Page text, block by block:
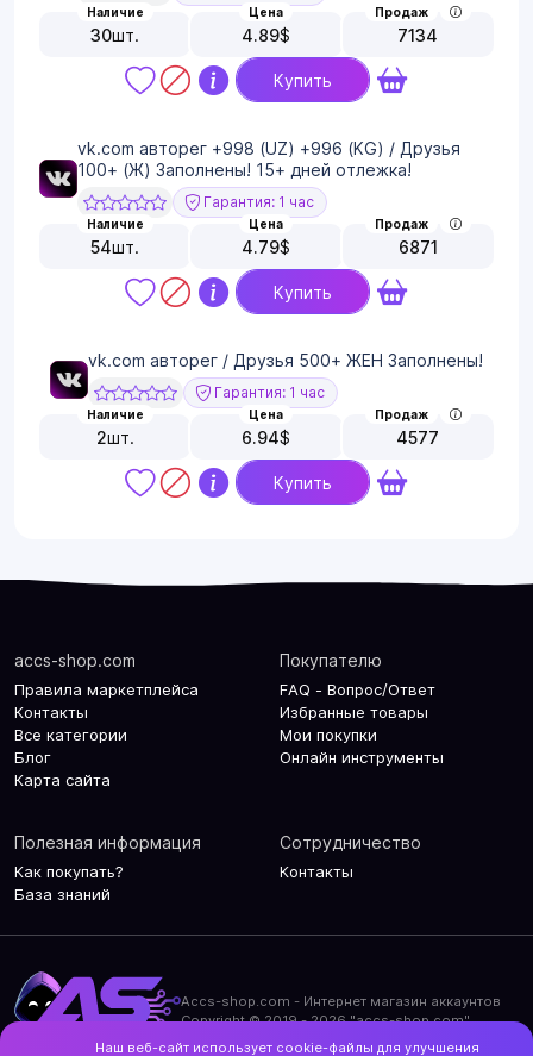
Наличие
30шт.
Цена
4.89$
Продаж
7134
Купить
vk.com авторег +998 (UZ) +996 (KG) / Друзья
100+ (Ж) Заполнены! 15+ дней отлежка!
Гарантия: 1 час
Наличие
54шт.
Цена
4.79$
Продаж
6871
Купить
vk.com авторег / Друзья 500+ ЖЕН Заполнены!
Гарантия: 1 час
Наличие
2шт.
Цена
6.94$
Продаж
4577
Купить
accs-shop.com
Правила маркетплейса
Контакты
Все категории
Блог
Карта сайта
Покупателю
FAQ - Вопрос/Ответ
Избранные товары
Мои покупки
Онлайн инструменты
Полезная информация
Как покупать?
База знаний
Сотрудничество
Контакты
Accs-shop.com - Интернет магазин аккаунтов
Copyright © 2019 - 2026 "accs-shop.com"
Наш веб-сайт использует cookie-файлы для улучшения